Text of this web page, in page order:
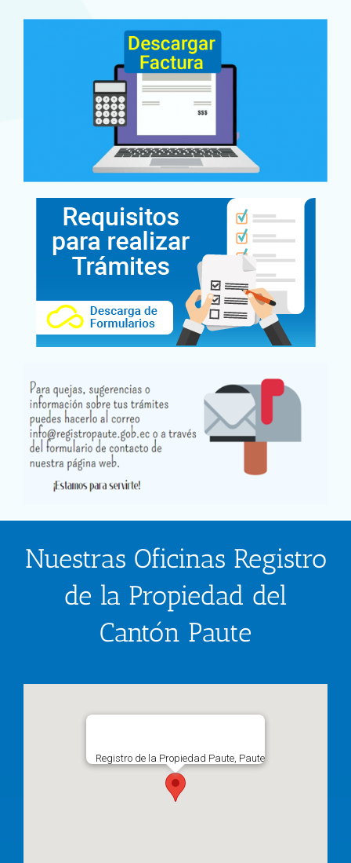
Nuestras Oficinas Registro
de la Propiedad del
Cantón Paute
Registro de la Propiedad Paute, Paute